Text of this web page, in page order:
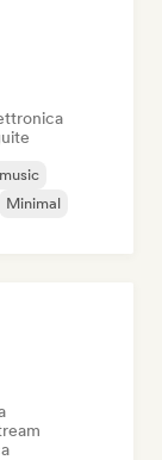
Minimal